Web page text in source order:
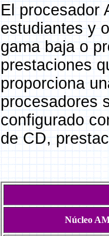
El procesador
estudiantes y
gama baja o
prestaciones
proporciona
procesadores
configurado
de CD,
Núcleo